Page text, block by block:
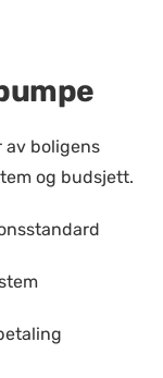
av boligens
og budsjett.